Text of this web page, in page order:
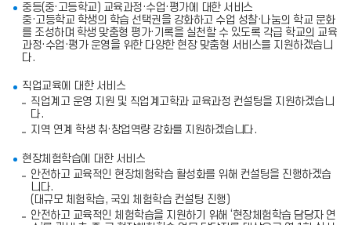
한
다.
중등(중·고등학교) 교육과정·수업·평가에 대한 서비스
중·고등학교 학생의 학습 선택권을 강화하고 수업 성찰·나눔의 학교 문화
를 조성하며 학생 맞춤형 평가·기록을 실천할 수 있도록 각급 학교의 교육
과정·수업·평가 운영을 위한 다양한 현장 맞춤형 서비스를 지원하겠습니
다.
직업교육에 대한 서비스
직업계고 운영 지원 및 직업계고학과 교육과정 컨설팅을 지원하겠습니
다.
지역 연계 학생 취·창업역량 강화를 지원하겠습니다.
현장체험학습에 대한 서비스
안전하고 교육적인 현장체험학습 활성화를 위해 컨설팅을 진행하겠습
니다.
(대규모 체험학습, 국외 체험학습 컨설팅 진행)
안전하고 교육적인 체험학습을 지원하기 위해 ‘현장체험학습 담당자 연